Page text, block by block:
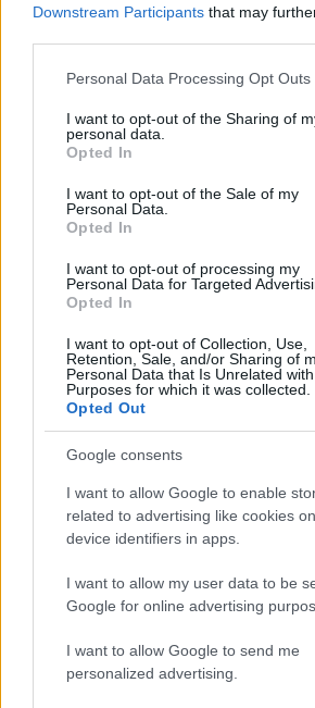
Downstream Participants that may
Please note that this website/app uses
not limited to your visit or usage
grant or deny consent to Google and its
use your data for below specified
consent section.
Personal Data Processing Opt Outs
I want to opt-out of the Sharing of
personal data.
Opted In
I want to opt-out of the Sale of my
Personal Data.
Opted In
I want to opt-out of processing my
Personal Data for Targeted
Opted In
I want to opt-out of Collection, Use,
Retention, Sale, and/or Sharing of
Personal Data that Is Unrelated
Purposes for which it was collected.
Opted Out
Google consents
I want to allow Google to enable
related to advertising like cookies
device identifiers in apps.
I want to allow my user data to be
Google for online advertising
I want to allow Google to send me
personalized advertising.
lemond a VW konszern
Várkonyi Gábor Autóblog•2022. július 25.
A nap, vagy inkább az év bomba
szeptemberben lemond a VW
és ismét egy Porsche vezetőnek
cégnél, a hírek szerint Oliver
megosztó személyiségű Diess-
tarthatatlan volt a helyzete Herbert
médiával…